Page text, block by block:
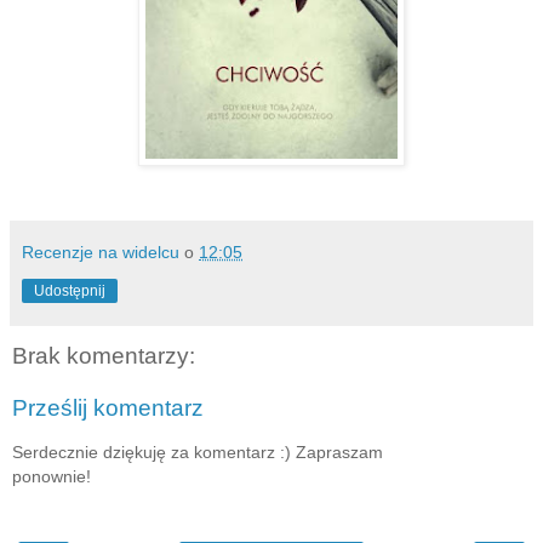
Recenzje na widelcu o 12:05
Udostępnij
Brak komentarzy:
Prześlij komentarz
Serdecznie dziękuję za komentarz :) Zapraszam
ponownie!